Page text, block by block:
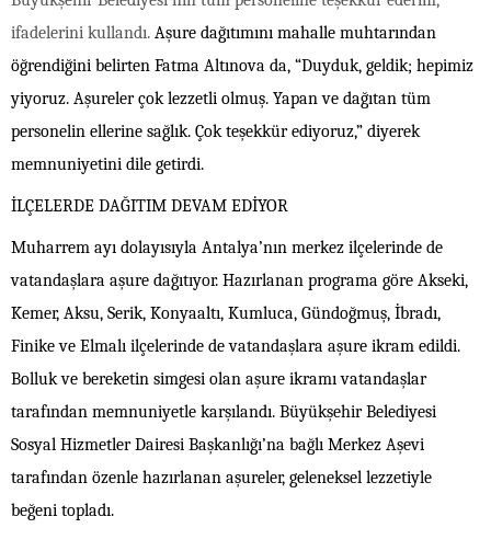
ifadelerini kullandı. Aşure dağıtımını mahalle muhtarından
öğrendiğini belirten Fatma Altınova da, “Duyduk, geldik; hepimiz
yiyoruz. Aşureler çok lezzetli olmuş. Yapan ve dağıtan tüm
personelin ellerine sağlık. Çok teşekkür ediyoruz,” diyerek
memnuniyetini dile getirdi.
İLÇELERDE DAĞITIM DEVAM EDİYOR
Muharrem ayı dolayısıyla Antalya’nın merkez ilçelerinde de
vatandaşlara aşure dağıtıyor. Hazırlanan programa göre Akseki,
Kemer, Aksu, Serik, Konyaaltı, Kumluca, Gündoğmuş, İbradı,
Finike ve Elmalı ilçelerinde de vatandaşlara aşure ikram edildi.
Bolluk ve bereketin simgesi olan aşure ikramı vatandaşlar
tarafından memnuniyetle karşılandı. Büyükşehir Belediyesi
Sosyal Hizmetler Dairesi Başkanlığı’na bağlı Merkez Aşevi
tarafından özenle hazırlanan aşureler, geleneksel lezzetiyle
beğeni topladı.